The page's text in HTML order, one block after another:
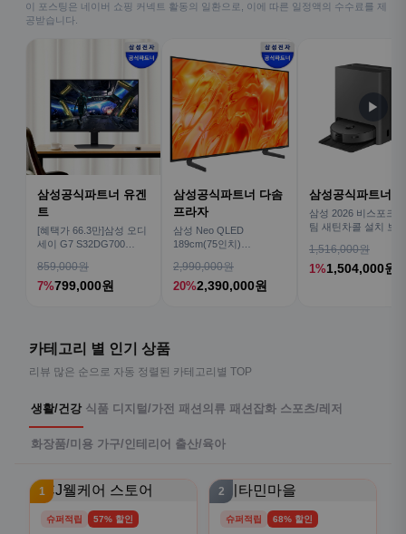
이 포스팅은 네이버 쇼핑 커넥트 활동의 일환으로, 이에 따른 일정액의 수수료를 제
공받습니다.
삼성공식파트너 유겐
트
[혜택가 66.3만]삼성 오디
세이 G7 S32DG700
859,000원
7%799,000원
삼성공식파트너 다솜
프라자
삼성 Neo QLED
189cm(75인치)
TV
2,990,000원
20%2,390,000원
삼성공식파트너
삼성 2026 비스포크
팀 새틴차콜 설치 보
1,516,000원
1%1,504,000원
▶
카테고리 별 인기 상품
리뷰 많은 순으로 자동 정렬된 카테고리별 TOP
생활/건강 식품 디지털/가전 패션의류 패션잡화 스포츠/레저
화장품/미용 가구/인테리어 출산/육아
1
슈퍼적립 57% 할인
2
슈퍼적립 68% 할인